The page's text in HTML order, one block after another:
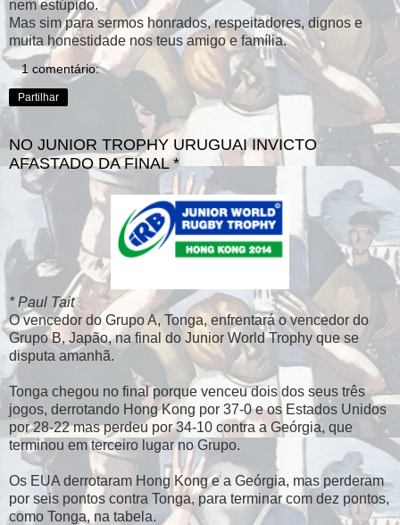
nem estúpido.
Mas sim para sermos honrados, respeitadores, dignos e
muita honestidade nos teus amigo e família.
1 comentário:
Partilhar
NO JUNIOR TROPHY URUGUAI INVICTO
AFASTADO DA FINAL *
* Paul Tait
O vencedor do Grupo A, Tonga, enfrentará o vencedor do
Grupo B, Japão, na final do Junior World Trophy que se
disputa amanhã.
Tonga chegou no final porque venceu dois dos seus três
jogos, derrotando Hong Kong por 37-0 e os Estados Unidos
por 28-22 mas perdeu por 34-10 contra a Geórgia, que
terminou em terceiro lugar no Grupo.
Os EUA derrotaram Hong Kong e a Geórgia, mas perderam
por seis pontos contra Tonga, para terminar com dez pontos,
como Tonga, na tabela.